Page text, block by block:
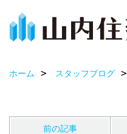
ホーム スタッフブログ
前の記事